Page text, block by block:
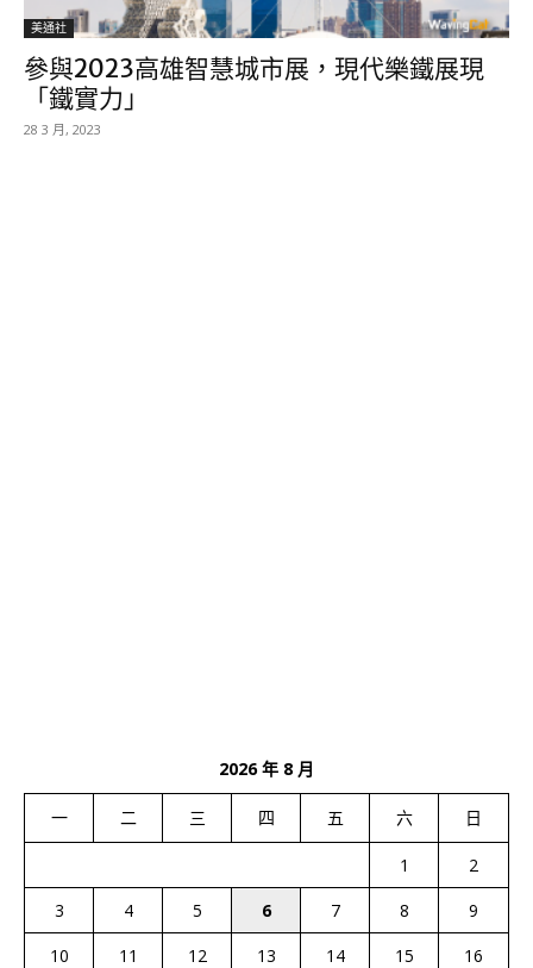
美通社
參與2023高雄智慧城市展，現代樂鐵展現
「鐵實力」
28 3 月, 2023
2026 年 8 月
一 二 三 四 五 六 日
1
2
3
4 5 6 7 8
9
10
11 12 13 14 15
16